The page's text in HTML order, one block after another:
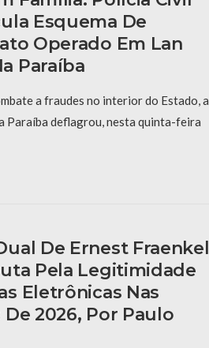
Esquema De
Operado Em Lan
Paraíba
a fraudes no interior do Estado, a
Paraíba deflagrou, nesta quinta-feira
De Ernest Fraenkel
Pela Legitimidade
Eletrônicas Nas
De 2026, Por Paulo